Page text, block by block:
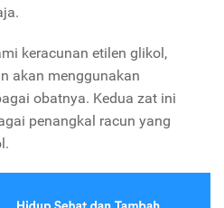
keracunan etilen glikol,
akan menggunakan
obatnya. Kedua zat ini
penangkal racun yang